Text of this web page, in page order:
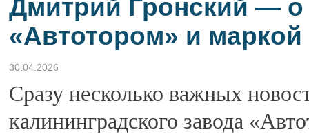
Дмитрий Гронский —
«Автотором» и
30.04.2026
Сразу несколько важных
калининградского завода